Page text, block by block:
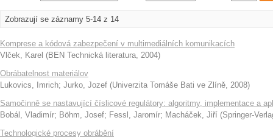
Zobrazují se záznamy 5-14 z 14
Komprese a kódová zabezpečení v multimediálních komunikacích
Vlček, Karel (BEN Technická literatura, 2004)
Obrábatelnost materiálov
Lukovics, Imrich; Jurko, Jozef (Univerzita Tomáše Bati ve Zlíně, 2008)
Samočinně se nastavující číslicové regulátory: algoritmy, implementace a
Bobál, Vladimír; Böhm, Josef; Fessl, Jaromír; Macháček, Jiří (Springer-
Technologické procesy obrábění